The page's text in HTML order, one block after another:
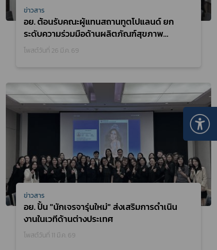
ข่าวสาร
อย. ต้อนรับคณะผู้แทนสถานทูตโปแลนด์ ยก
ระดับความร่วมมือด้านผลิตภัณฑ์สุขภาพ
พร้อมผลักดันสู่ตลาดโลกตามนโยบาย “Local
โพสต์วันที่ 26 มี.ค. 69
ข่าวสาร
อย. ปั้น "นักเจรจารุ่นใหม่" ส่งเสริมการดำเนิน
งานในเวทีด้านต่างประเทศ
โพสต์วันที่ 11 มี.ค. 69